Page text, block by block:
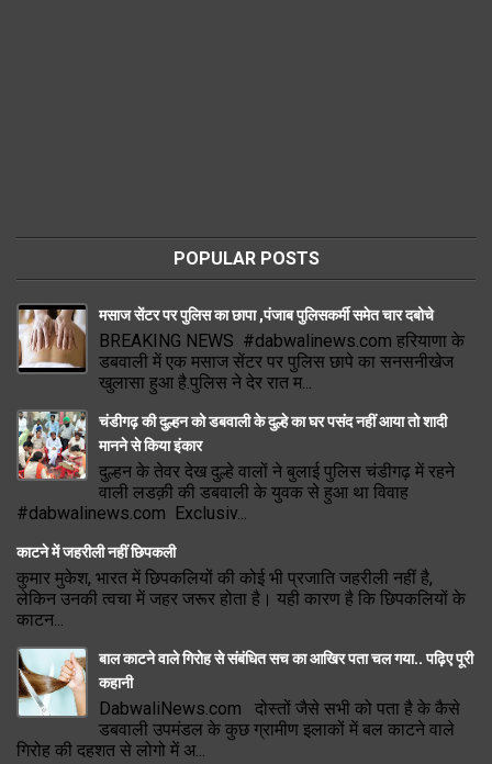
POPULAR POSTS
मसाज सेंटर पर पुलिस का छापा ,पंजाब पुलिसकर्मी समेत चार दबोचे
BREAKING NEWS #dabwalinews.com हरियाणा के
डबवाली में एक मसाज सेंटर पर पुलिस छापे का सनसनीखेज
खुलासा हुआ है.पुलिस ने देर रात म...
चंडीगढ़ की दुल्हन को डबवाली के दुल्हे का घर पसंद नहीं आया तो शादी
मानने से किया इंकार
दुल्हन के तेवर देख दुल्हे वालों ने बुलाई पुलिस चंडीगढ़ में रहने
वाली लडक़ी की डबवाली के युवक से हुआ था विवाह
#dabwalinews.com Exclusiv...
काटने में जहरीली नहीं छिपकली
कुमार मुकेश, भारत में छिपकलियों की कोई भी प्रजाति जहरीली नहीं है,
लेकिन उनकी त्वचा में जहर जरूर होता है। यही कारण है कि छिपकलियों के
काटन...
बाल काटने वाले गिरोह से संबंधित सच का आखिर पता चल गया.. पढ़िए पूरी
कहानी
DabwaliNews.com दोस्तों जैसे सभी को पता है के कैसे
डबवाली उपमंडल के कुछ ग्रामीण इलाकों में बल काटने वाले
गिरोह की दहशत से लोगो में अ...